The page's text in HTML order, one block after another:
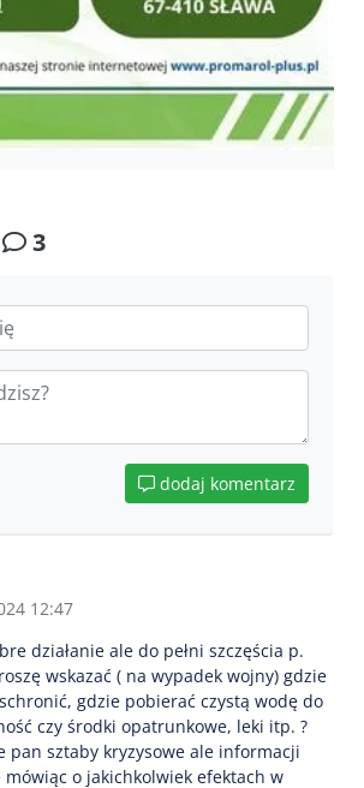
3
dodaj komentarz
12:47
działanie ale do pełni szczęścia p.
wskazać ( na wypadek wojny) gdzie
gdzie pobierać czystą wodę do
czy środki opatrunkowe, leki itp. ?
pan sztaby kryzysowe ale informacji
o jakichkolwiek efektach w